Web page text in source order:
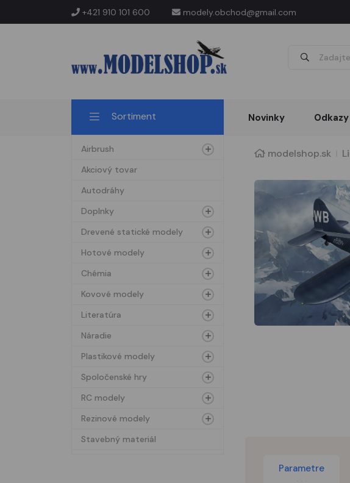
+421 910 101 600 modely.obchod@gmail.com
Novinky Odkazy
Sortiment
Airbrush
Akciový tovar
Autodráhy
Doplnky
Drevené statické modely
Hotové modely
Chémia
Kovové modely
Literatúra
Náradie
Plastikové modely
Spoločenské hry
RC modely
Rezinové modely
Stavebný materiál
modelshop.sk
Parametre